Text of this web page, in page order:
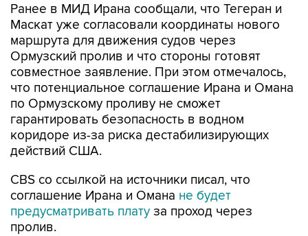
Ранее в МИД Ирана сообщали, что Тегеран и
Маскат уже согласовали координаты нового
маршрута для движения судов через
Ормузский пролив и что стороны готовят
совместное заявление. При этом отмечалось,
что потенциальное соглашение Ирана и Омана
по Ормузскому проливу не сможет
гарантировать безопасность в водном
коридоре из-за риска дестабилизирующих
действий США.
CBS со ссылкой на источники писал, что
соглашение Ирана и Омана не будет
предусматривать плату за проход через
пролив.